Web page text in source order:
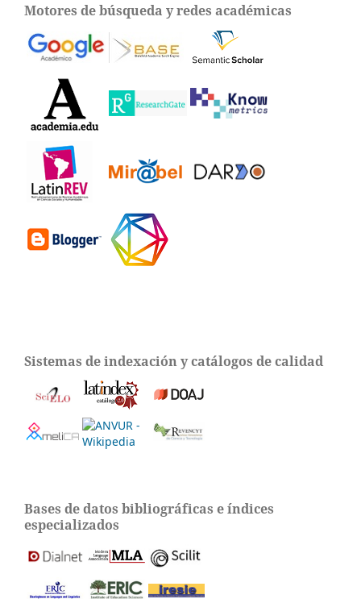
Motores de búsqueda y redes académicas
Sistemas de indexación y catálogos de calidad
Bases de datos bibliográficas e índices
especializados